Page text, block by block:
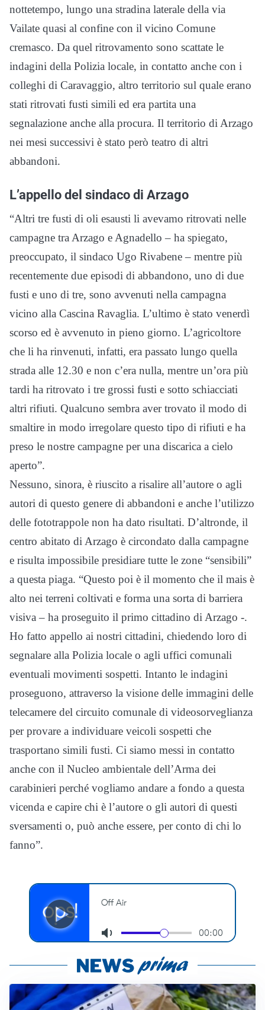
nottetempo, lungo una stradina laterale della via
Vailate quasi al confine con il vicino Comune
cremasco. Da quel ritrovamento sono scattate le
indagini della Polizia locale, in contatto anche con i
colleghi di Caravaggio, altro territorio sul quale erano
stati ritrovati fusti simili ed era partita una
segnalazione anche alla procura. Il territorio di Arzago
nei mesi successivi è stato però teatro di altri
abbandoni.
L’appello del sindaco di Arzago
“Altri tre fusti di oli esausti li avevamo ritrovati nelle
campagne tra Arzago e Agnadello – ha spiegato,
preoccupato, il sindaco Ugo Rivabene – mentre più
recentemente due episodi di abbandono, uno di due
fusti e uno di tre, sono avvenuti nella campagna
vicino alla Cascina Ravaglia. L’ultimo è stato venerdì
scorso ed è avvenuto in pieno giorno. L’agricoltore
che li ha rinvenuti, infatti, era passato lungo quella
strada alle 12.30 e non c’era nulla, mentre un’ora più
tardi ha ritrovato i tre grossi fusti e sotto schiacciati
altri rifiuti. Qualcuno sembra aver trovato il modo di
smaltire in modo irregolare questo tipo di rifiuti e ha
preso le nostre campagne per una discarica a cielo
aperto”.
Nessuno, sinora, è riuscito a risalire all’autore o agli
autori di questo genere di abbandoni e anche l’utilizzo
delle fototrappole non ha dato risultati. D’altronde, il
centro abitato di Arzago è circondato dalla campagne
e risulta impossibile presidiare tutte le zone “sensibili”
a questa piaga. “Questo poi è il momento che il mais è
alto nei terreni coltivati e forma una sorta di barriera
visiva – ha proseguito il primo cittadino di Arzago -.
Ho fatto appello ai nostri cittadini, chiedendo loro di
segnalare alla Polizia locale o agli uffici comunali
eventuali movimenti sospetti. Intanto le indagini
proseguono, attraverso la visione delle immagini delle
telecamere del circuito comunale di videosorveglianza
per provare a individuare veicoli sospetti che
trasportano simili fusti. Ci siamo messi in contatto
anche con il Nucleo ambientale dell’Arma dei
carabinieri perché vogliamo andare a fondo a questa
vicenda e capire chi è l’autore o gli autori di questi
sversamenti o, può anche essere, per conto di chi lo
fanno”.